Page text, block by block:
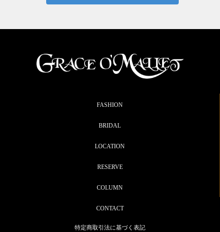
FASHION
BRIDAL
LOCATION
RESERVE
COLUMN
CONTACT
特定商取引法に基づく表記